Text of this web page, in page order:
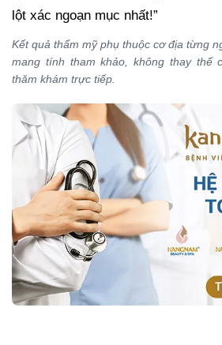
lột xác ngoạn mục nhất!”
Kết quả thẩm mỹ phụ thuộc cơ địa từng
mang tính tham khảo, không thay thế
thăm khám trực tiếp.